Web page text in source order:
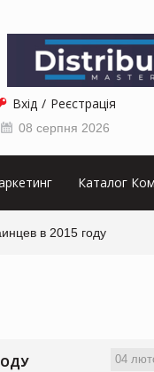
Вхід Реєстрація
08 серпня 2026
Каталог
в 2015 году
04